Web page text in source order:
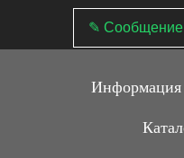
✎ Сообщение
Информация